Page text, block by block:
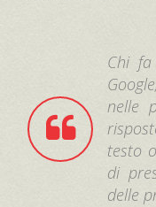
Chi
nelle
testo
di
delle